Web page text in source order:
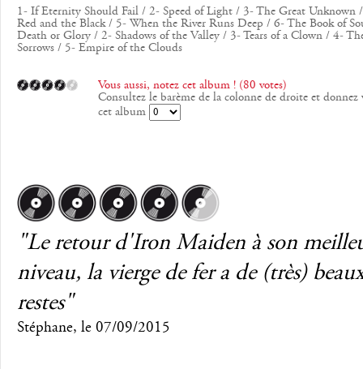
1- If Eternity Should Fail / 2- Speed of Light / 3- The Great Unknown
Red and the Black / 5- When the River Runs Deep / 6- The Book of
Death or Glory / 2- Shadows of the Valley / 3- Tears of a Clown / 4-
Sorrows / 5- Empire of the Clouds
Vous aussi, notez cet album ! (80 votes)
Consultez le barème de la colonne de droite et donnez
cet album
"Le retour d'Iron Maiden à son
niveau, la vierge de fer a de (très)
restes"
Stéphane, le 07/09/2015